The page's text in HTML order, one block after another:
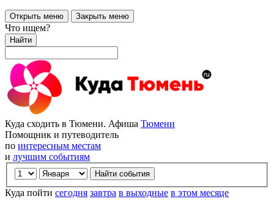
Открыть меню Закрыть меню
Что ищем?
Найти
Куда сходить в Тюмени. Афиша Тюмени
Помощник и путеводитель
по интересным местам
и лучшим событиям
Куда пойти сегодня завтра в выходные в этом месяце